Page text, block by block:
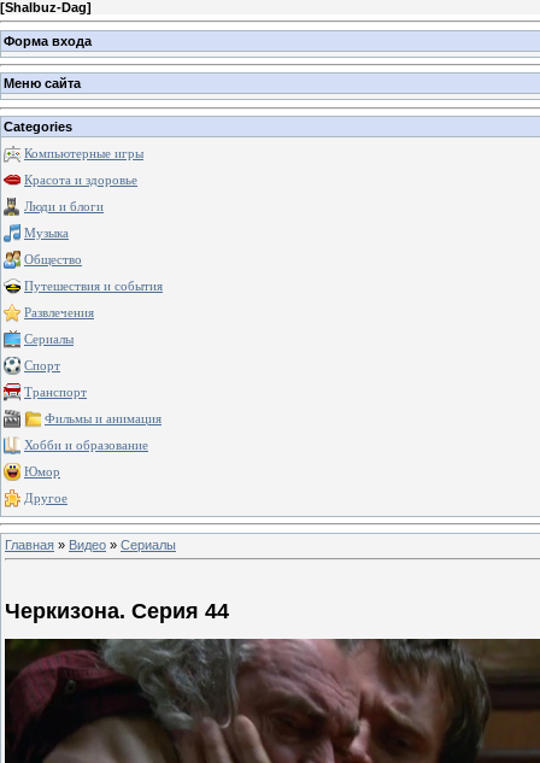
[Shalbuz-Dag]
Форма входа
Меню сайта
Categories
Компьютерные игры
Красота и здоровье
Люди и блоги
Музыка
Общество
Путешествия и события
Развлечения
Сериалы
Спорт
Транспорт
Фильмы и анимация
Хобби и образование
Юмор
Другое
Главная » Видео » Сериалы
Черкизона. Серия 44